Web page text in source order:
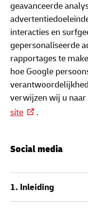
geavanceerde
interacties en
gepersonaliseerde
rapportages te
hoe Google
verwijzen wij u naar
site
.
Social media
1. Inleiding